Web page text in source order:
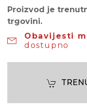
Proizvod je
trgovini.
Obavijesti
dostupno